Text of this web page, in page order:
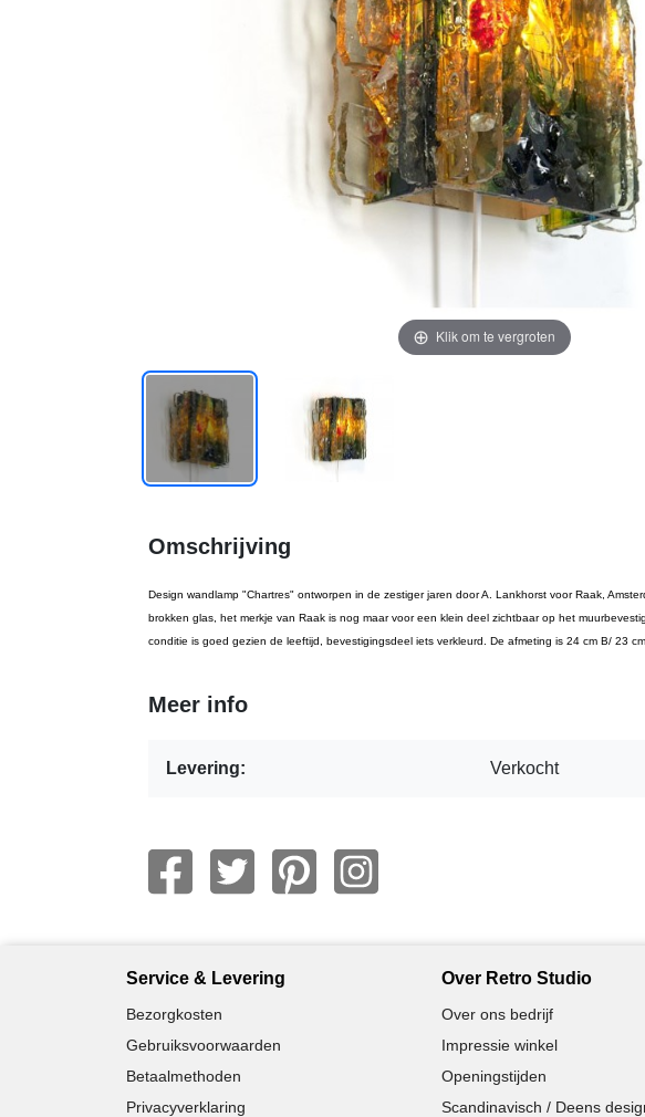
Klik om te vergroten
Omschrijving
Design wandlamp "Chartres" ontworpen in de zestiger jaren door A. Lankhorst voor Raak,
brokken glas, het merkje van Raak is nog maar voor een klein deel zichtbaar op het
conditie is goed gezien de leeftijd, bevestigingsdeel iets verkleurd. De afmeting is 24 cm B/ 23
Meer info
Levering: Verkocht
Service & Levering
Bezorgkosten
Gebruiksvoorwaarden
Betaalmethoden
Privacyverklaring
Over Retro Studio
Over ons bedrijf
Impressie winkel
Openingstijden
Scandinavisch / Deens